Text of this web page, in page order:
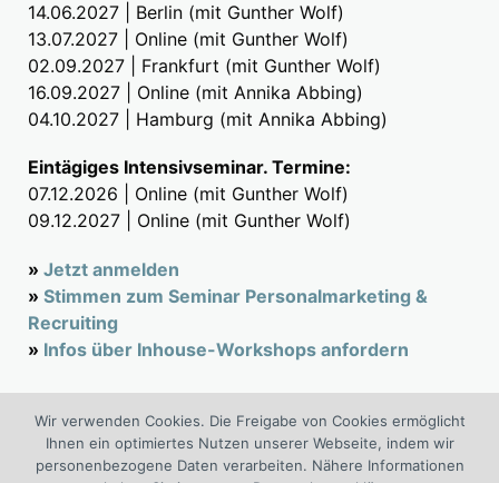
14.06.2027 | Berlin (mit Gunther Wolf)
13.07.2027 | Online (mit Gunther Wolf)
02.09.2027 | Frankfurt (mit Gunther Wolf)
16.09.2027 | Online (mit Annika Abbing)
04.10.2027 | Hamburg (mit Annika Abbing)
Eintägiges Intensivseminar. Termine:
07.12.2026 | Online (mit Gunther Wolf)
09.12.2027 | Online (mit Gunther Wolf)
» Jetzt anmelden
» Stimmen zum Seminar Personalmarketing &
Recruiting
» Infos über Inhouse-Workshops anfordern
Suchen
nach:
Wir verwenden Cookies. Die Freigabe von Cookies ermöglicht
Ihnen ein optimiertes Nutzen unserer Webseite, indem wir
personenbezogene Daten verarbeiten. Nähere Informationen